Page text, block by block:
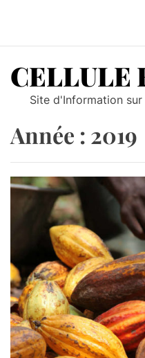
CELLULE
Site d'Information
Année : 2019